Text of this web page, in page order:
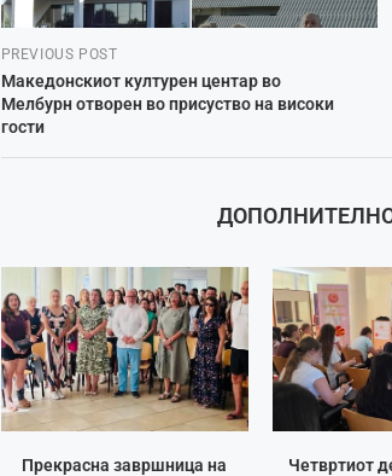
PREVIOUS POST
Македонскиот културен центар во
Мелбурн отворен во присуство на високи
гости
Прекрасна завршница на
Четвртиот